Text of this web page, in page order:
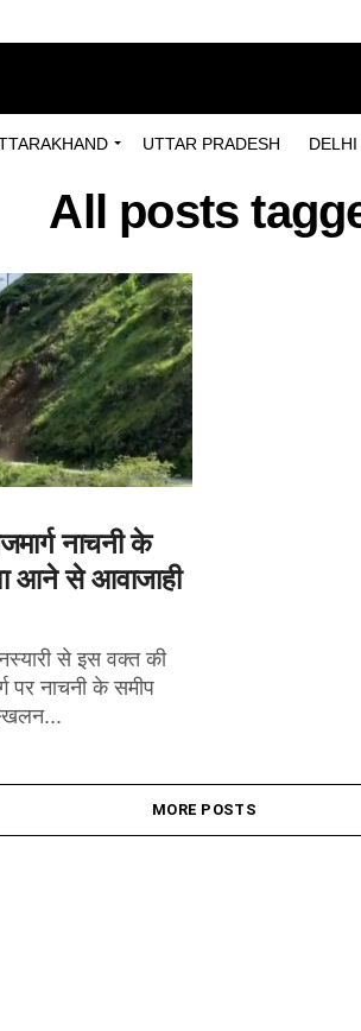
UTTAR PRADESH DELHI
All posts
नाचनी के
आने से आवाजाही
से इस वक्त की
पर नाचनी के समीप
MORE POSTS